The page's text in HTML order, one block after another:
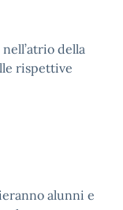
della
rispettive
alunni e